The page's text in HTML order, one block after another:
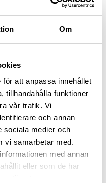
Om
att anpassa innehållet
tillhandahålla funktioner
vår trafik. Vi
och annan
sociala medier och
vi samarbetar med.
med annan
eller som de har
tjänster.
hög precision. Skärområdet
280i neo
– 70 mm
till 40 mm
A
50 A